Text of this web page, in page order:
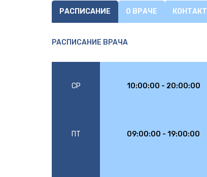
РАСПИСАНИЕ О ВРАЧЕ
РАСПИСАНИЕ ВРАЧА
СР 10:00:00 - 20:00:00
ПТ 09:00:00 - 19:00:00